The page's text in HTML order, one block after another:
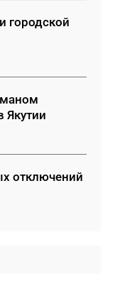
городской
Якутии
отключений